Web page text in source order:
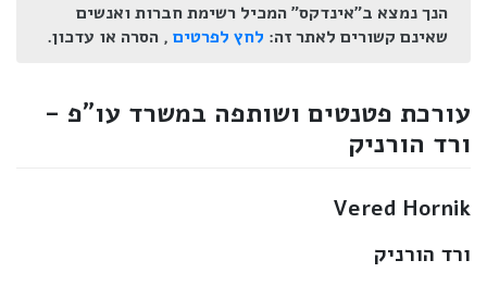
הנך נמצא ב"אינדקס" המכיל רשימת חברות ואנשים
שאינם קשורים לאתר זה: לחץ לפרטים , הסרה או עדכון.
עורכת פטנטים ושותפה במשרד עו"פ -
ורד הורניק
Vered Hornik
ורד הורניק